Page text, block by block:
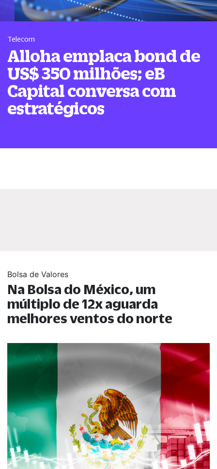
Telecom
Alloha emplaca bond de
US$ 350 milhões; eB
Capital conversa com
estratégicos
Bolsa de Valores
Na Bolsa do México, um
múltiplo de 12x aguarda
melhores ventos do norte